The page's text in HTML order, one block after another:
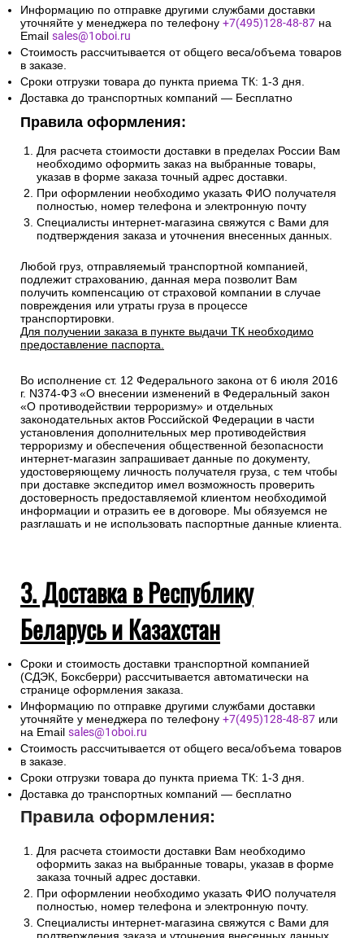
2. Доставка по России и свыше
10км от МКАД:
Сроки и стоимость доставки транспортной компанией
странице оформления заказа.
уточняйте у менеджера по телефону +7(495)128-48-87 на
Emailsales@1oboi.ru
Стоимость рассчитывается от общего веса/объема товаров
в заказе.
Сроки отгрузки товара до пункта приема ТК: 1-3 дня.
Доставка до транспортных компаний — Бесплатно
Для расчета стоимости доставки в пределах России Вам
необходимо оформить заказ на выбранные товары,
указав в форме заказа точный адрес доставки.
При оформлении необходимо указать ФИО получателя
полностью, номер телефона и электронную почту
Специалисты интернет-магазина свяжутся с Вами для
Любой груз, отправляемый транспортной компанией,
подлежит страхованию, данная мера позволит Вам
получить компенсацию от страховой компании в случае
повреждения или утраты груза в процессе
транспортировки.
Для получении заказа в пункте выдачи ТК необходимо
предоставление паспорта.
Во исполнение ст. 12 Федерального закона от 6 июля 2016
г. N374-ФЗ «О внесении изменений в Федеральный закон
терроризму и обеспечения общественной безопасности
интернет-магазин запрашивает данные по документу,
удостоверяющему личность получателя груза, с тем чтобы
при доставке экспедитор имел возможность проверить
достоверность предоставляемой клиентом необходимой
информации и отразить ее в договоре. Мы обязуемся не
3. Доставка в Республику
Беларусь и Казахстан
Сроки и стоимость доставки транспортной компанией
(СДЭК, Боксберри) рассчитывается автоматически на
странице оформления заказа.
уточняйте у менеджера по телефону+7(495)128-48-87
на Emailsales@1oboi.ru
Стоимость рассчитывается от общего веса/объема товаров
в заказе.
Сроки отгрузки товара до пункта приема ТК: 1-3 дня.
Доставка до транспортных компаний — бесплатно